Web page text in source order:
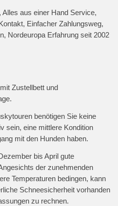
aus einer Hand Service,
Einfacher Zahlungsweg,
Nordeuropa Erfahrung seit 2002
Zustellbett und
benötigen Sie keine
sein, eine mittlere Kondition
mit den Hunden haben.
bis April gute
der zunehmenden
Temperaturen bedingen, kann
Schneesicherheit vorhanden
zu rechnen.